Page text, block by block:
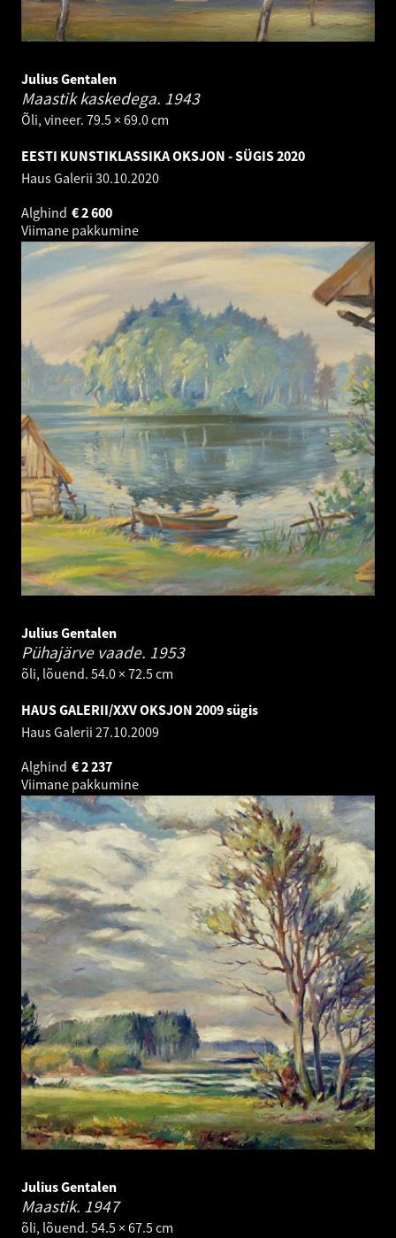
Julius Gentalen
Maastik kaskedega. 1943
Õli, vineer. 79.5 × 69.0 cm
EESTI KUNSTIKLASSIKA OKSJON - SÜGIS 2020
Haus Galerii 30.10.2020
Alghind
2 600
€
Viimane pakkumine
Julius Gentalen
Pühajärve vaade. 1953
õli, lõuend. 54.0 × 72.5 cm
HAUS GALERII/XXV OKSJON 2009 sügis
Haus Galerii 27.10.2009
Alghind
2 237
€
Viimane pakkumine
Julius Gentalen
Maastik. 1947
õli, lõuend. 54.5 × 67.5 cm